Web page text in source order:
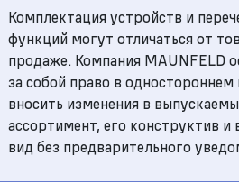
Комплектация устройств и
функций могут отличаться от
продаже. Компания MAUNFELD
за собой право в одностороннем
вносить изменения в
ассортимент, его конструктив и
вид без предварительного